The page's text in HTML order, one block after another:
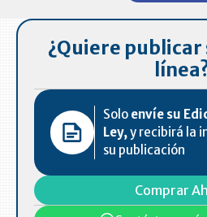
¿Quiere publicar
Solo envíe su
Ley,y recibirá la
su publicación
Comprar